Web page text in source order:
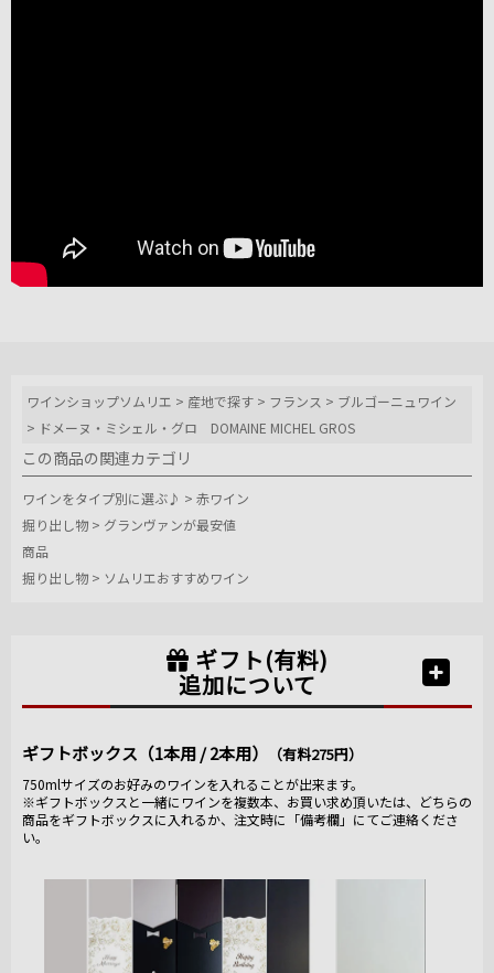
ワインショップソムリエ > 産地で探す > フランス > ブルゴーニュワイン
> ドメーヌ・ミシェル・グロ DOMAINE MICHEL GROS
この商品の関連カテゴリ
ワインをタイプ別に選ぶ♪ > 赤ワイン
掘り出し物 > グランヴァンが最安値
商品
掘り出し物 > ソムリエおすすめワイン
ギフト(有料)
追加について
ギフトボックス（1本用 / 2本用） （有料275円）
750mlサイズのお好みのワインを入れることが出来ます。
※ギフトボックスと一緒にワインを複数本、お買い求め頂いたは、どちらの
商品をギフトボックスに入れるか、注文時に「備考欄」にてご連絡くださ
い。